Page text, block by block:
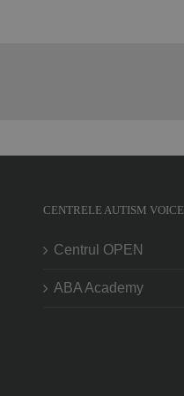
CENTRELE AUTISM VOICE
Centrul OPEN
ABA Academy